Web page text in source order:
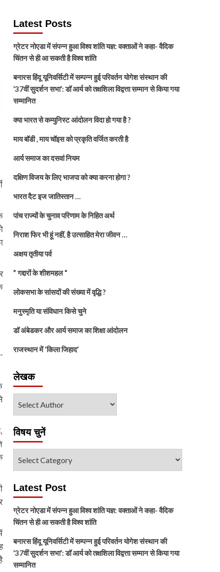
Latest Posts
ग्रेटर नोएडा में संपन्न हुआ विश्व शांति यज्ञ: वक्ताओं ने कहा- वैदिक
चिंतन से ही आ सकती है विश्व शांति
बनारस हिंदू यूनिवर्सिटी में सम्पन्न हुई परिवर्तन योगेश संस्थान की
’37वीं सुदर्शन सभा’: डॉ आर्य को तक्षशिला विद्वत्ता सम्मान से किया गया
सम्मानित
क्या भारत से कम्युनिस्ट आंदोलन विदा हो गया है ?
माय बॉडी , माय चॉइस को प्रकृति वर्जित करती है
आर्य समाज का दसवां नियम
दक्षिण विजय के लिए भाजपा को क्या करना होगा ?
भारत दैट इज जातिस्तान …
पांच राज्यों के चुनाव परिणाम के निहित अर्थ
निराश फिर भी हूं नहीं, है उत्साहित मेरा जीवन …
अक्षय तृतीया पर्व
” गद्दारों के शीशमहल “
लोकसभा के सांसदों की संख्या में वृद्धि ?
मनुस्मृति या संविधान किसे चुने
डॉ अंबेडकर और आर्य समाज का शिक्षा आंदोलन
राजस्थान में ‘किला जिहाद’
लेखक
विषय चुनें
Latest Post
ग्रेटर नोएडा में संपन्न हुआ विश्व शांति यज्ञ: वक्ताओं ने कहा- वैदिक
चिंतन से ही आ सकती है विश्व शांति
बनारस हिंदू यूनिवर्सिटी में सम्पन्न हुई परिवर्तन योगेश संस्थान की
’37वीं सुदर्शन सभा’: डॉ आर्य को तक्षशिला विद्वत्ता सम्मान से किया गया
सम्मानित